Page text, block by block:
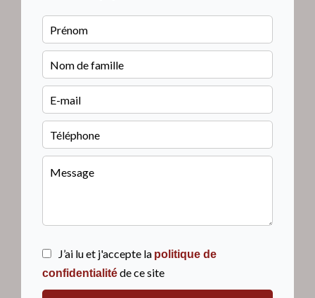
J’ai lu et j'accepte la politique de
confidentialitéde ce site